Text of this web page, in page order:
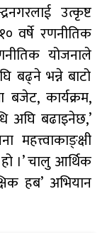
उत्कृष्ट
वर्षे रणनीतिक
योजनाले
बढ्ने भन्ने बाटो
बजेट, कार्यक्रम,
अघि बढाइनेछ,’
महत्त्वाकाङ्क्षी
।’ चालु आर्थिक
हब’ अभियान